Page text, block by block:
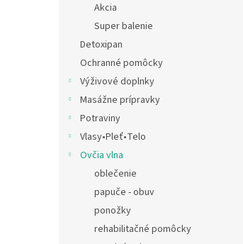
Akcia
Super balenie
Detoxipan
Ochranné pomôcky
Výživové doplnky
Masážne prípravky
Potraviny
Vlasy•Pleť•Telo
Ovčia vlna
oblečenie
papuče - obuv
ponožky
rehabilitačné pomôcky